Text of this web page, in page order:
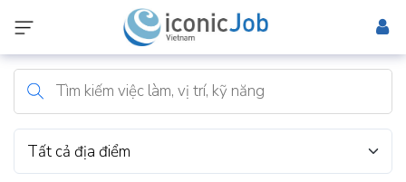
Tất cả địa điểm